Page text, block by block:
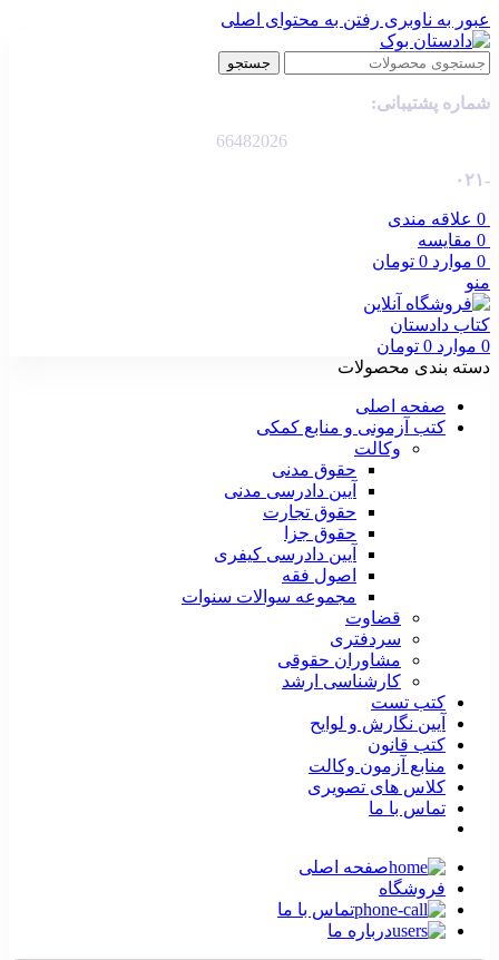
عبور به ناوبری رفتن به محتوای اصلی
جستجو
شماره پشتیبانی:
66482026
-۰۲۱
0 علاقه مندی
0 مقایسه
0 موارد 0 تومان
منو
0 موارد 0 تومان
دسته بندی محصولات
صفحه اصلی
کتب آزمونی و منابع کمکی
وکالت
حقوق مدنی
آیین دادرسی مدنی
حقوق تجارت
حقوق جزا
آیین دادرسی کیفری
اصول فقه
مجموعه سوالات سنوات
قضاوت
سردفتری
مشاوران حقوقی
کارشناسی ارشد
کتب تست
آیین نگارش و لوایح
کتب قانون
منابع آزمون وکالت
کلاس های تصویری
تماس با ما
صفحه اصلی
فروشگاه
تماس با ما
درباره ما